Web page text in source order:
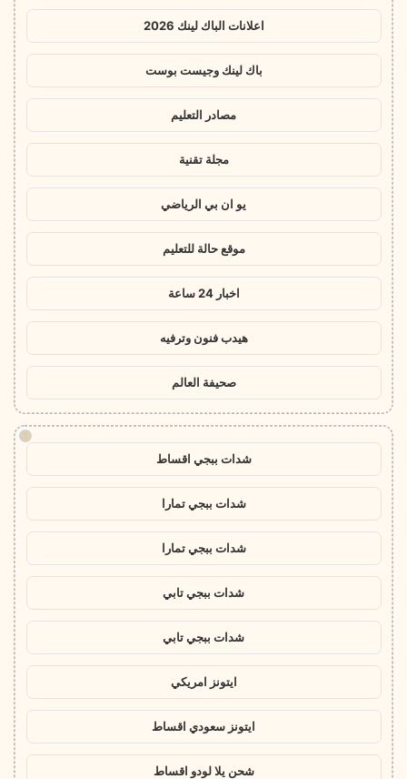
اعلانات الباك لينك 2026
باك لينك وجيست بوست
مصادر التعليم
مجلة تقنية
يو ان بي الرياضي
موقع حالة للتعليم
اخبار 24 ساعة
هيدب فنون وترفيه
صحيفة العالم
!
شدات ببجي اقساط
شدات ببجي تمارا
شدات ببجي تمارا
شدات ببجي تابي
شدات ببجي تابي
ايتونز امريكي
ايتونز سعودي اقساط
شحن يلا لودو اقساط